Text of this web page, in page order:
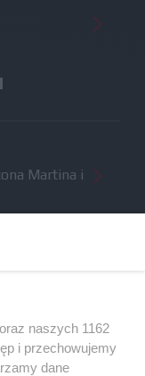
Martina i
z
naszych 1162
i przechowujemy
dane